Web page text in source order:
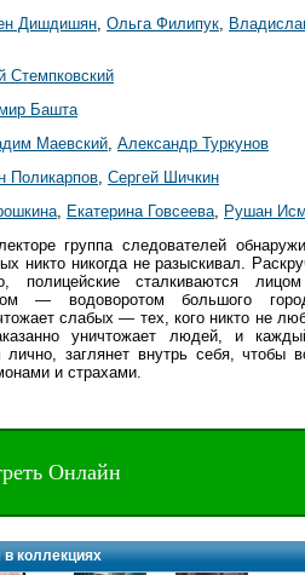
Дишдишян Ольга Филипук
Стемпковский
Башта
Маевский Александр Туркунов
Поликарпов Сергей Шичкин
Екатерина Говсеева Рушан
группа следователей
никто никогда не разыскивал.
полицейские сталкиваются
— водоворотом большого
слабых — тех, кого никто не
уничтожает людей, и
заглянет внутрь себя, чтобы
и страхами.
Онлайн
коллекциях